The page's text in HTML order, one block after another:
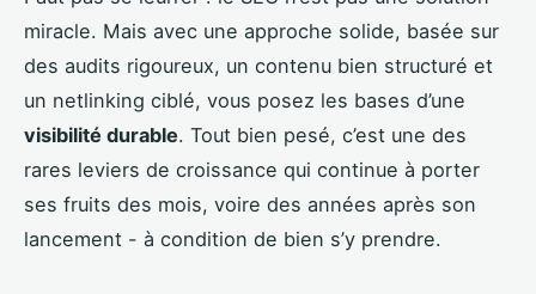
miracle. Mais avec une approche solide, basée sur
des audits rigoureux, un contenu bien structuré et
un netlinking ciblé, vous posez les bases d’une
visibilité durable. Tout bien pesé, c’est une des
rares leviers de croissance qui continue à porter
ses fruits des mois, voire des années après son
lancement - à condition de bien s’y prendre.